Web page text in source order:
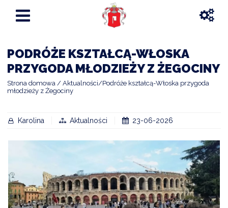
PODRÓŻE KSZTAŁCĄ-WŁOSKA
PRZYGODA MŁODZIEŻY Z ŻEGOCINY
Strona domowa Aktualności
Podróże kształcą-Włoska przygoda
młodzieży z Żegociny
Karolina Aktualności 23-06-2026